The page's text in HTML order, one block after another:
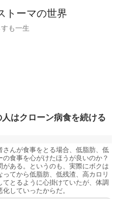
トーマの世界
も一生
はクローン病食を続ける
さんが食事をとる場合、低脂肪、低
の食事を心がけたほうが良いのか？
がある。というのも、実際にボクは
ってから低脂肪、低残渣、高カロリ
てとるように心掛けていたが、体調
していったからだ。